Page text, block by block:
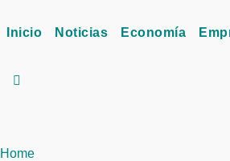
Inicio Noticias Economía
Home